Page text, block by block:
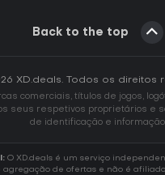
Back to the top
XD.deals. Todos os direitos
comerciais, títulos de jogos,
seus respetivos proprietários e
de identificação e
O XD.deals é um serviço
agregação de ofertas e não é